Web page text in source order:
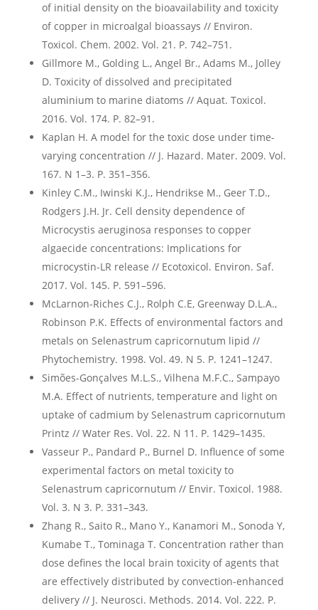
of initial density on the bioavailability and toxicity
of copper in microalgal bioassays // Environ.
Toxicol. Chem. 2002. Vol. 21. P. 742–751.
Gillmore M., Golding L., Angel Br., Adams M., Jolley
D. Toxicity of dissolved and precipitated
aluminium to marine diatoms // Aquat. Toxicol.
2016. Vol. 174. P. 82–91.
Kaplan H. A model for the toxic dose under time-
varying concentration // J. Hazard. Mater. 2009. Vol.
167. N 1–3. P. 351–356.
Kinley C.M., Iwinski K.J., Hendrikse M., Geer T.D.,
Rodgers J.H. Jr. Cell density dependence of
Microcystis aeruginosa responses to copper
algaecide concentrations: Implications for
microcystin-LR release // Ecotoxicol. Environ. Saf.
2017. Vol. 145. P. 591–596.
McLarnon-Riches C.J., Rolph C.E, Greenway D.L.A.,
Robinson P.K. Effects of environmental factors and
metals on Selenastrum capricornutum lipid //
Phytochemistry. 1998. Vol. 49. N 5. P. 1241–1247.
Simões-Gonçalves M.L.S., Vilhena M.F.C., Sampayo
M.A. Effect of nutrients, temperature and light on
uptake of cadmium by Selenastrum capricornutum
Printz // Water Res. Vol. 22. N 11. P. 1429–1435.
Vasseur P., Pandard P., Burnel D. Influence of some
experimental factors on metal toxicity to
Selenastrum capricornutum // Envir. Toxicol. 1988.
Vol. 3. N 3. P. 331–343.
Zhang R., Saito R., Mano Y., Kanamori M., Sonoda Y,
Kumabe T., Tominaga T. Concentration rather than
dose defines the local brain toxicity of agents that
are effectively distributed by convection-enhanced
delivery // J. Neurosci. Methods. 2014. Vol. 222. P.